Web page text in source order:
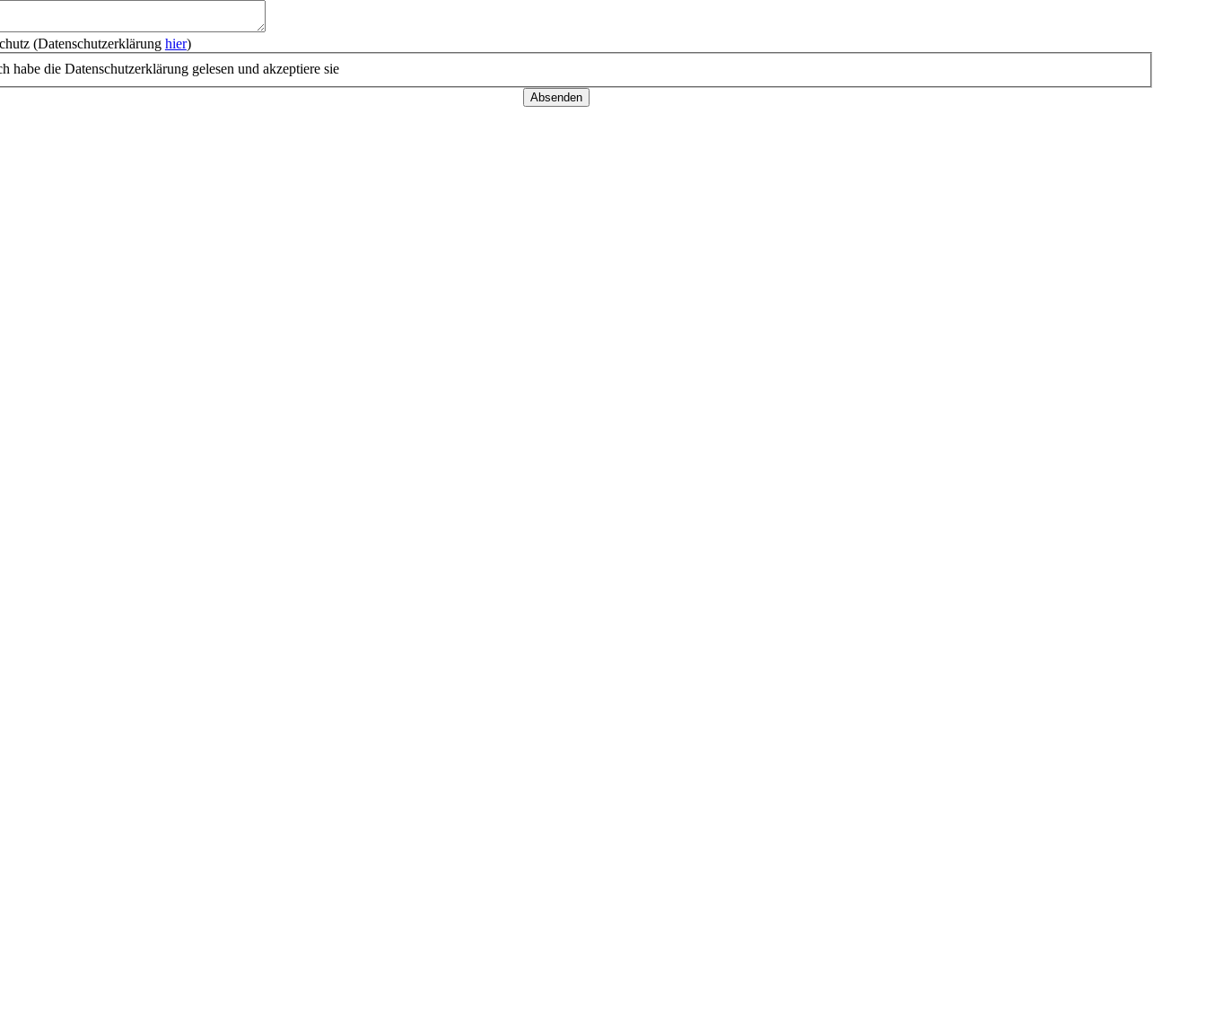
(Datenschutzerklärung hier)
habe die Datenschutzerklärung gelesen und akzeptiere sie
Absenden